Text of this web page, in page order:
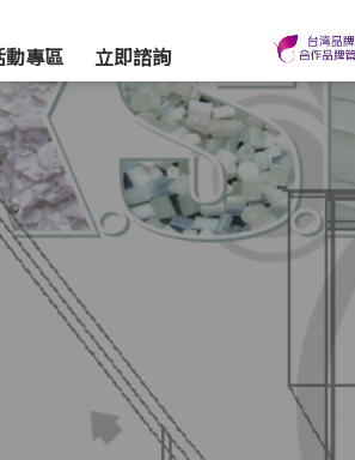
動專區 立即諮詢